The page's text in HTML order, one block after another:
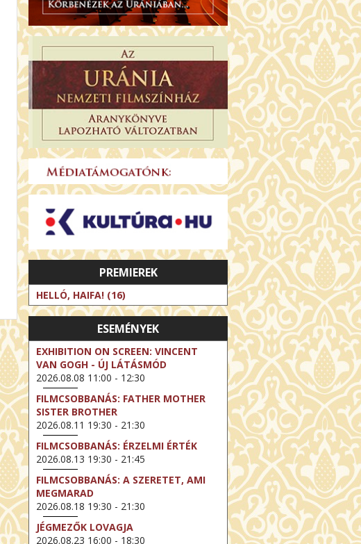
PREMIEREK
HELLÓ, HAIFA! (16)
ESEMÉNYEK
EXHIBITION ON SCREEN: VINCENT
VAN GOGH - ÚJ LÁTÁSMÓD
2026.08.08 11:00 - 12:30
FILMCSOBBANÁS: FATHER MOTHER
SISTER BROTHER
2026.08.11 19:30 - 21:30
FILMCSOBBANÁS: ÉRZELMI ÉRTÉK
2026.08.13 19:30 - 21:45
FILMCSOBBANÁS: A SZERETET, AMI
MEGMARAD
2026.08.18 19:30 - 21:30
JÉGMEZŐK LOVAGJA
2026.08.23 16:00 - 18:30